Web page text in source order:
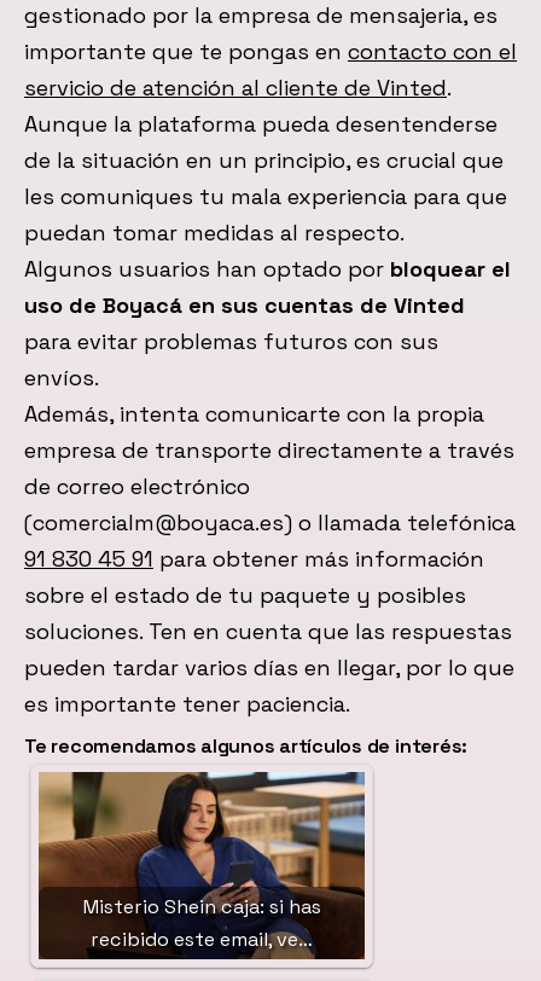
gestionado por la empresa de mensajeria, es
importante que te pongas en contacto con el
servicio de atención al cliente de Vinted.
Aunque la plataforma pueda desentenderse
de la situación en un principio, es crucial que
les comuniques tu mala experiencia para que
puedan tomar medidas al respecto.
Algunos usuarios han optado por bloquear el
uso de Boyacá en sus cuentas de Vinted
para evitar problemas futuros con sus
envíos.
Además, intenta comunicarte con la propia
empresa de transporte directamente a través
de correo electrónico
(comercialm@boyaca.es) o llamada telefónica
91 830 45 91 para obtener más información
sobre el estado de tu paquete y posibles
soluciones. Ten en cuenta que las respuestas
pueden tardar varios días en llegar, por lo que
es importante tener paciencia.
Te recomendamos algunos artículos de interés:
Misterio Shein caja: si has
recibido este email, ve…